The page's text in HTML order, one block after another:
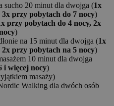
sucho 20 minut dla dwojga (1x
przy pobytach do 7 nocy)
przy pobytach do 4 nocy, 2x
)
na 15 minut dla dwojga (1x
przy pobytach na 5 nocy)
10 minut dla dwojga
i więcej nocy)
masaży)
Walking dla dwóch osób